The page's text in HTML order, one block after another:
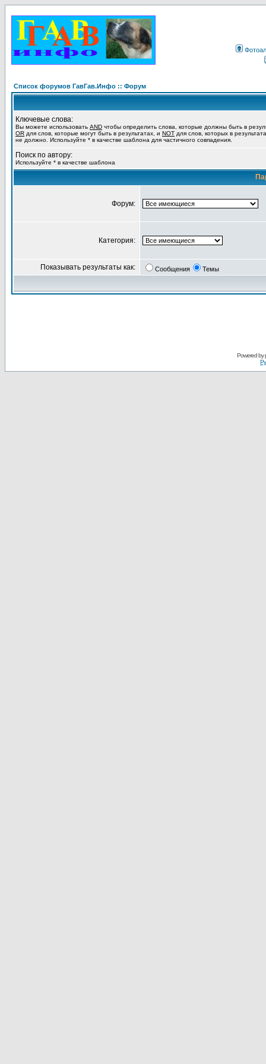
Список форумов ГавГав.Инфо :: Форум
Ключевые слова:
Вы можете использовать AND чтобы определить слова, которые должны быть в
OR для слов, которые могут быть в результатах, и NOT для слов, которых в
не должно. Используйте * в качестве шаблона для частичного совпадения.
Поиск по автору:
Используйте * в качестве шаблона
Форум:
Категория:
Показывать результаты как: Сообщения Темы
Powered by